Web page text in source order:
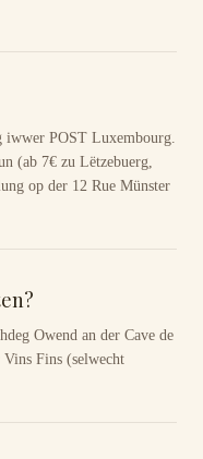
POST Luxembourg.
(ab 7€ zu Lëtzebuerg,
op der 12 Rue Münster
Owend an der Cave de
Fins (selwecht